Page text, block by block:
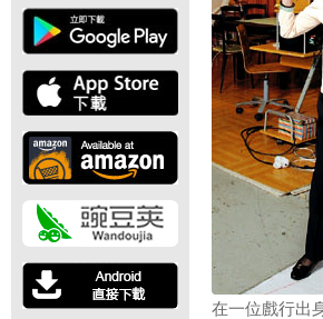
在一位戲行出